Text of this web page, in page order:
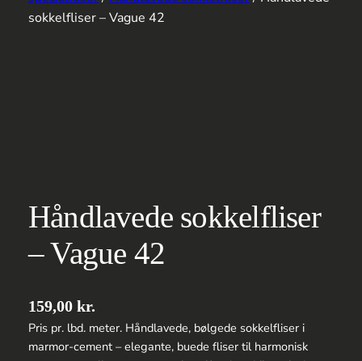
sokkelfliser – Vague 42
Håndlavede sokkelfliser
– Vague 42
159,00 kr.
Pris pr. lbd. meter. Håndlavede, bølgede sokkelfliser i
marmor-cement – elegante, buede fliser til harmonisk